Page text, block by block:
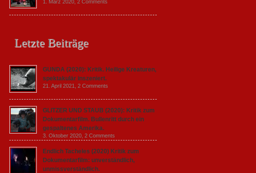
1. März 2020, 2 Comments
Letzte Beiträge
GUNDA (2020): Kritik. Heilige Kreaturen,
spektakulär inszeniert.
21. April 2021, 2 Comments
GLITZER UND STAUB (2020): Kritik zum
Dokumentarfilm. Bullenritt durch ein
gespaltenes Amerika.
3. Oktober 2020, 2 Comments
Endlich Tacheles (2020) Kritik zum
Dokumentarfilm: unverständlich,
unmissverständlich.